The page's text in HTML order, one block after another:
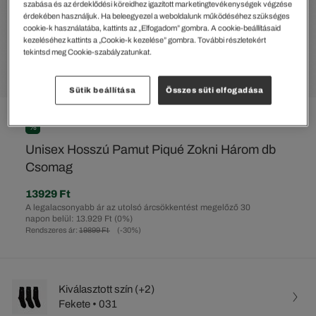
%
Unisex Hosszú Pamut Piqué Zokni Három db
Csomag
Rendszeres ár: 19899 Ft (-30%)
A legalacsonyabb ár az utolsó árcsökkentést megelőző 30
napon belül: 13.929 Ft (0%)
13929 Ft
Kiválasztott szín (+2)
Fekete • 031
szabása és az érdeklődési köreidhez igazított marketingtevékenységek végzése
érdekében használjuk. Ha beleegyezel a weboldalunk működéséhez szükséges
cookie-k használatába, kattints az „Elfogadom” gombra. A cookie-beállításaid
kezeléséhez kattints a „Cookie-k kezelése” gombra. További részletekért
tekintsd meg Cookie-szabályzatunkat.
Sütik beállítása Összes süti elfogadása